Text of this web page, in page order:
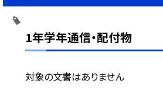
1年学年通信・配付物
対象の文書はありません